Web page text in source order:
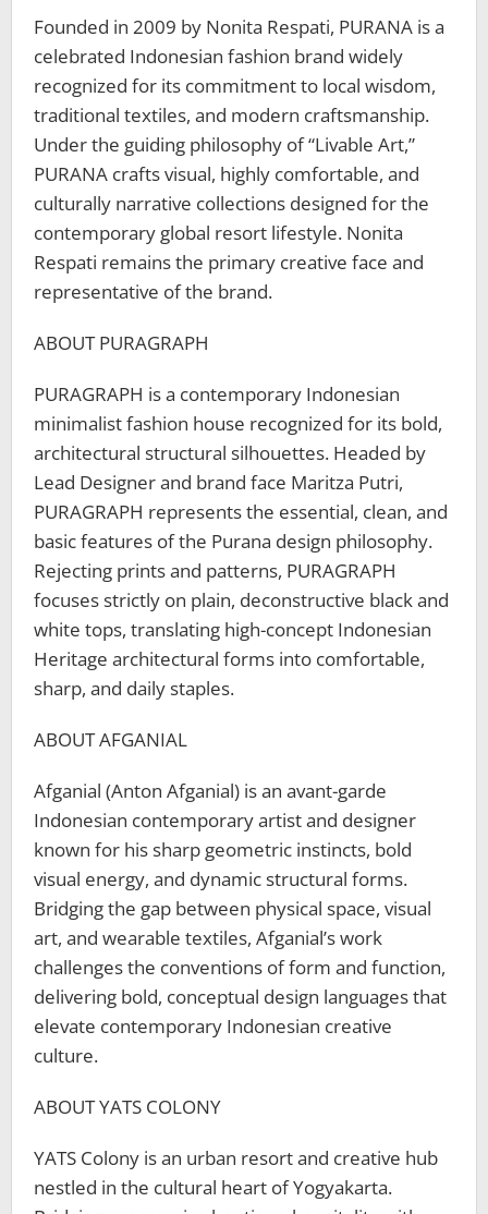
Founded in 2009 by Nonita Respati, PURANA is a
celebrated Indonesian fashion brand widely
recognized for its commitment to local wisdom,
traditional textiles, and modern craftsmanship.
Under the guiding philosophy of “Livable Art,”
PURANA crafts visual, highly comfortable, and
culturally narrative collections designed for the
contemporary global resort lifestyle. Nonita
Respati remains the primary creative face and
representative of the brand.
ABOUT PURAGRAPH
PURAGRAPH is a contemporary Indonesian
minimalist fashion house recognized for its bold,
architectural structural silhouettes. Headed by
Lead Designer and brand face Maritza Putri,
PURAGRAPH represents the essential, clean, and
basic features of the Purana design philosophy.
Rejecting prints and patterns, PURAGRAPH
focuses strictly on plain, deconstructive black and
white tops, translating high-concept Indonesian
Heritage architectural forms into comfortable,
sharp, and daily staples.
ABOUT AFGANIAL
Afganial (Anton Afganial) is an avant-garde
Indonesian contemporary artist and designer
known for his sharp geometric instincts, bold
visual energy, and dynamic structural forms.
Bridging the gap between physical space, visual
art, and wearable textiles, Afganial’s work
challenges the conventions of form and function,
delivering bold, conceptual design languages that
elevate contemporary Indonesian creative
culture.
ABOUT YATS COLONY
YATS Colony is an urban resort and creative hub
nestled in the cultural heart of Yogyakarta.